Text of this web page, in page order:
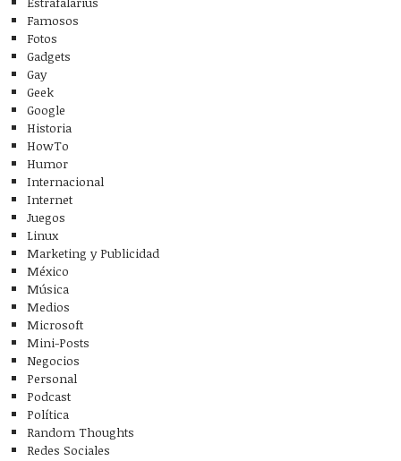
Famosos
Fotos
Gadgets
Gay
Geek
Google
Historia
HowTo
Humor
Internacional
Internet
Juegos
Linux
Marketing y Publicidad
México
Música
Medios
Microsoft
Mini-Posts
Negocios
Personal
Podcast
Política
Random Thoughts
Redes Sociales